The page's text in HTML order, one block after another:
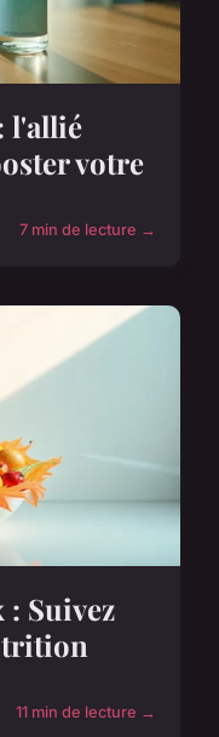
l'allié
votre
7 min de lecture →
: Suivez
11 min de lecture →